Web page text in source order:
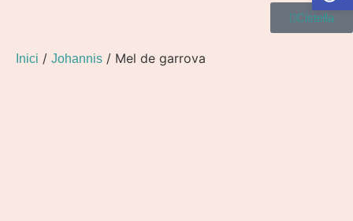
Cistella
Inici / Johannis / Mel de garrova